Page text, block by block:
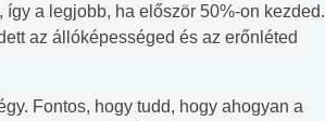
a legjobb, ha először 50%-on kezded.
az állóképességed és az erőnléted
Fontos, hogy tudd, hogy ahogyan a